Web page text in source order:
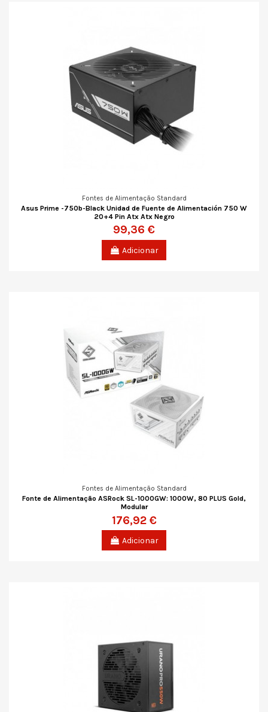
Fontes de Alimentação Standard
Asus Prime -750b-Black Unidad de Fuente de Alimentación 750 W
20+4 Pin Atx Atx Negro
99,36 €
Adicionar
Fontes de Alimentação Standard
Fonte de Alimentação ASRock SL-1000GW: 1000W, 80 PLUS Gold,
Modular
176,92 €
Adicionar